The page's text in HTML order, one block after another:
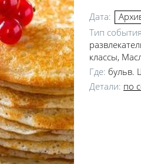
Дата:
Тип
классы,
Где: бульв.
Детали: по